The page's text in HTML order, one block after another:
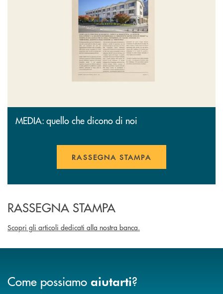
MEDIA: quello che dicono di noi
RASSEGNA STAMPA
RASSEGNA STAMPA
Scopri gli articoli dedicati alla nostra banca.
Come possiamo aiutarti?